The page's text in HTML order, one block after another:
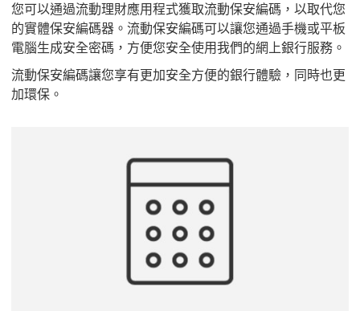
您可以通過流動理財應用程式獲取流動保安編碼，以取代您
的實體保安編碼器。流動保安編碼可以讓您通過手機或平板
電腦生成安全密碼，方便您安全使用我們的網上銀行服務。
流動保安編碼讓您享有更加安全方便的銀行體驗，同時也更
加環保。